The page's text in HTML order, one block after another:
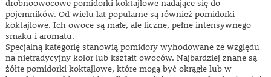
drobnoowocowe pomidorki koktajlowe nadające się do
pojemników. Od wielu lat popularne są również pomidorki
koktajlowe. Ich owoce są małe, ale liczne, pełne intensywnego
smaku i aromatu.
Specjalną kategorię stanowią pomidory wyhodowane ze względu
na nietradycyjny kolor lub kształt owoców. Najbardziej znane są
żółte pomidorki koktajlowe, które mogą być okrągłe lub w